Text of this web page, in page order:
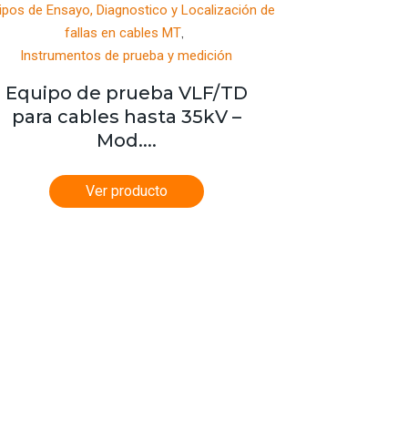
de Ensayo, Diagnostico y Localización de
fallas en cables MT,
Instrumentos de prueba y medición
Equipo de prueba VLF/TD
para cables hasta 35kV –
Mod....
Ver producto